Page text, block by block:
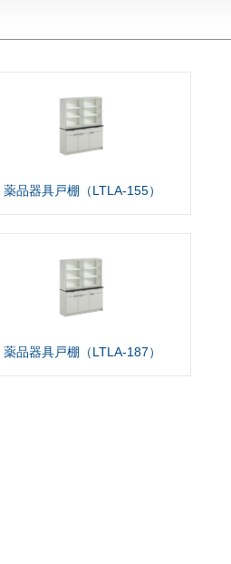
薬品器具戸棚（LTLA-155）
薬品器具戸棚（LTLA-187）